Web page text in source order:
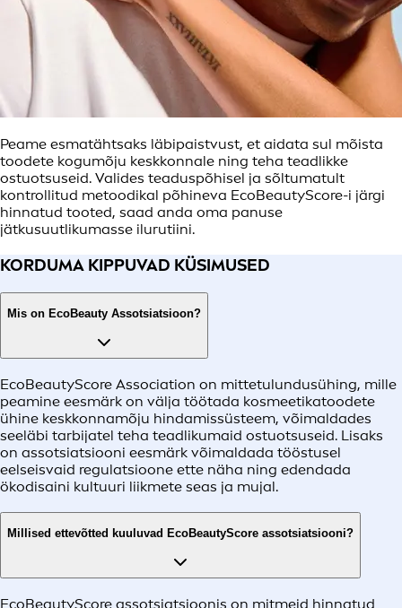
Peame esmatähtsaks läbipaistvust, et aidata sul mõista
toodete kogumõju keskkonnale ning teha teadlikke
ostuotsuseid. Valides teaduspõhisel ja sõltumatult
kontrollitud metoodikal põhineva EcoBeautyScore-i järgi
hinnatud tooted, saad anda oma panuse
jätkusuutlikumasse ilurutiini.
KORDUMA KIPPUVAD KÜSIMUSED
Mis on EcoBeauty Assotsiatsioon?
EcoBeautyScore Association on mittetulundusühing, mille
peamine eesmärk on välja töötada kosmeetikatoodete
ühine keskkonnamõju hindamissüsteem, võimaldades
seeläbi tarbijatel teha teadlikumaid ostuotsuseid. Lisaks
on assotsiatsiooni eesmärk võimaldada tööstusel
eelseisvaid regulatsioone ette näha ning edendada
ökodisaini kultuuri liikmete seas ja mujal.
Millised ettevõtted kuuluvad EcoBeautyScore assotsiatsiooni?
EcoBeautyScore assotsiatsioonis on mitmeid hinnatud